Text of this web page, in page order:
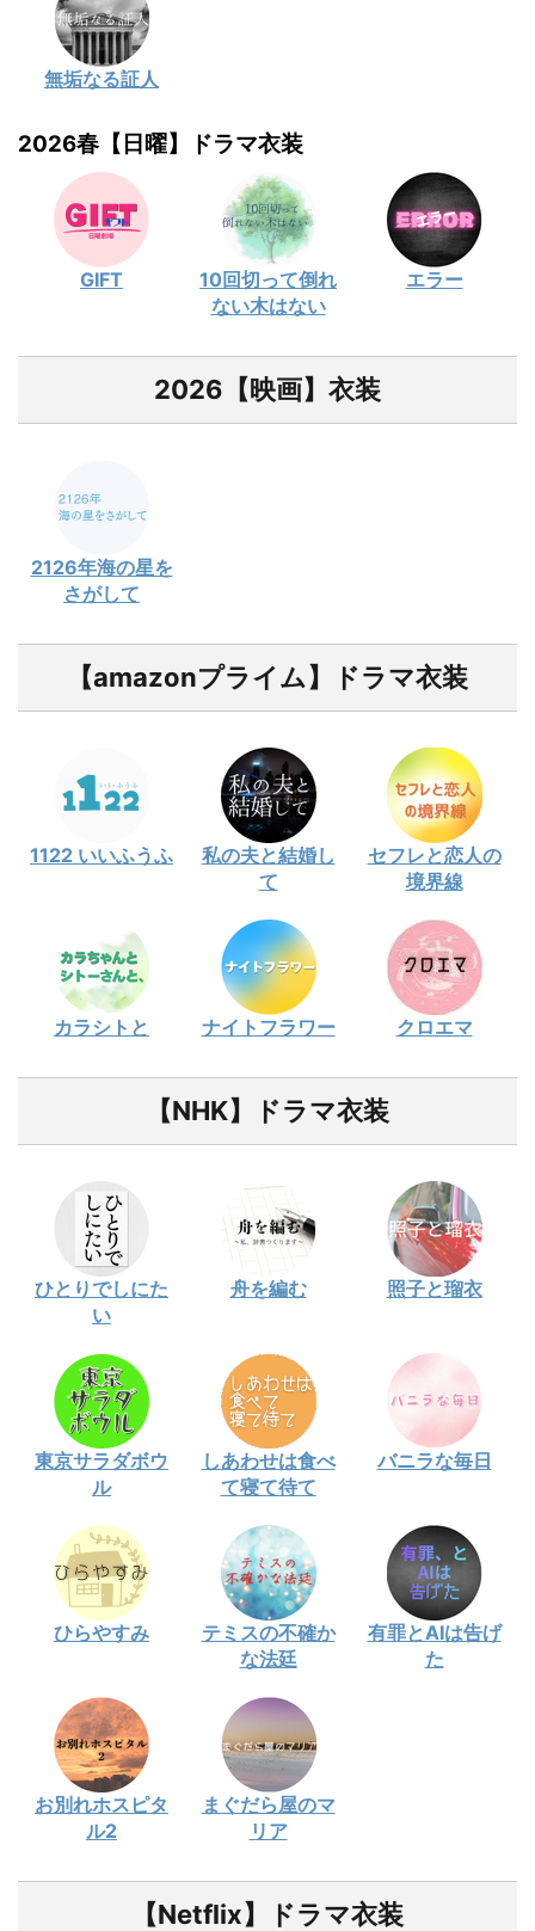
無垢なる証人
2026春【日曜】ドラマ衣装
GIFT
10回切って倒れ
ない木はない
エラー
2026【映画】衣装
2126年海の星を
さがして
【amazonプライム】ドラマ衣装
1122 いいふうふ
私の夫と結婚し
て
セフレと恋人の
境界線
カラシトと ナイトフラワー クロエマ
【NHK】ドラマ衣装
ひとりでしにた
い
舟を編む 照子と瑠衣
東京サラダボウ
ル
しあわせは食べ
て寝て待て
バニラな毎日
ひらやすみ
テミスの不確か
な法廷
有罪とAIは告げ
た
お別れホスピタ
ル2
まぐだら屋のマ
リア
【Netflix】ドラマ衣装